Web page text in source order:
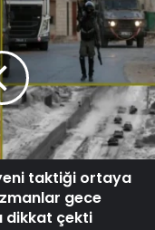
taktiği ortaya
gece
dikkat çekti